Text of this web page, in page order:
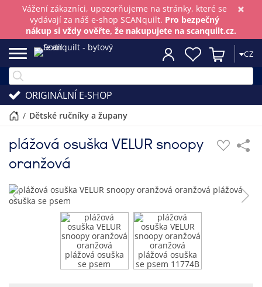
×
Vážení zákazníci, upozorňujeme na stránky, které se
vydávají za náš e-shop SCANquilt. Pro bezpečný
nákup si vždy ověřte, že nakupujete na scanquilt.cz.
CZ
ORIGINÁLNÍ E-SHOP
/ dětské ručníky a župany
plážová osuška VELUR snoopy
oranžová